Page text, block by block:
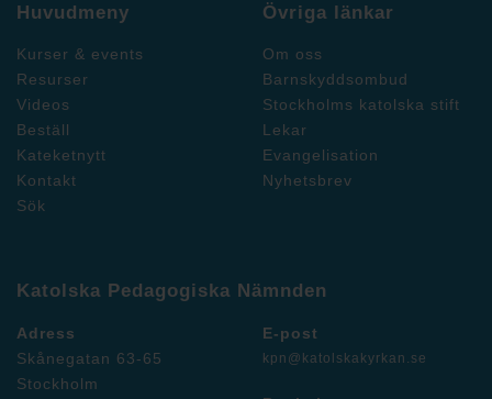
Huvudmeny
Kurser & events
Resurser
Videos
Beställ
Kateketnytt
Kontakt
Sök
Övriga länkar
Om oss
Barnskyddsombud
Stockholms katolska stift
Lekar
Evangelisation
Nyhetsbrev
Katolska Pedagogiska Nämnden
Adress
Skånegatan 63-65
Stockholm
E-post
kpn@katolskakyrkan.se